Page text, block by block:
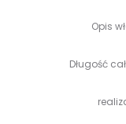
Opis
Długość